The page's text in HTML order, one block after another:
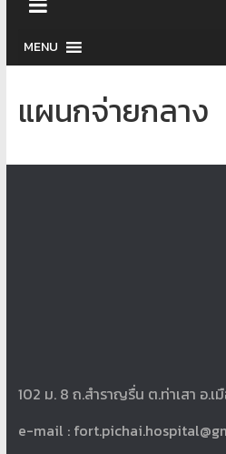
MENU
แผนกจ่ายกลาง
102 ม. 8 ถ.สำราญรื่น ต.ท่าเสา อ.
e-mail :